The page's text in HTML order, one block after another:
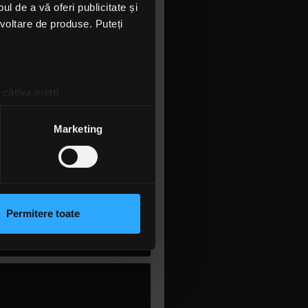
de a vă oferi publicitate și
de produse. Puteți
metri
la
secțiunea cu detalii
cu privire la modul în
urma folosirii serviciilor
Marketing
Permitere toate